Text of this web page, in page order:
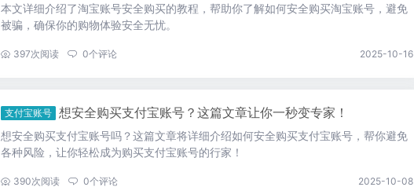
本文详细介绍了淘宝账号安全购买的教程，帮助你了解如何安全购买淘宝账号，避免
被骗，确保你的购物体验安全无忧。
... 397次阅读 0个评论 2025-10-16
支付宝账号 想安全购买支付宝账号？这篇文章让你一秒变专家！
想安全购买支付宝账号吗？这篇文章将详细介绍如何安全购买支付宝账号，帮你避免
各种风险，让你轻松成为购买支付宝账号的行家！
... 390次阅读 0个评论 2025-10-08